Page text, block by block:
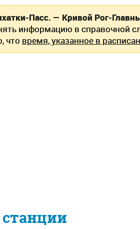
Пасс. — Кривой Рог-
информацию в справочной
что время, указанное в